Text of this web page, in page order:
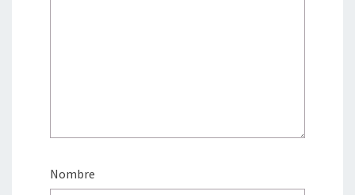
Nombre